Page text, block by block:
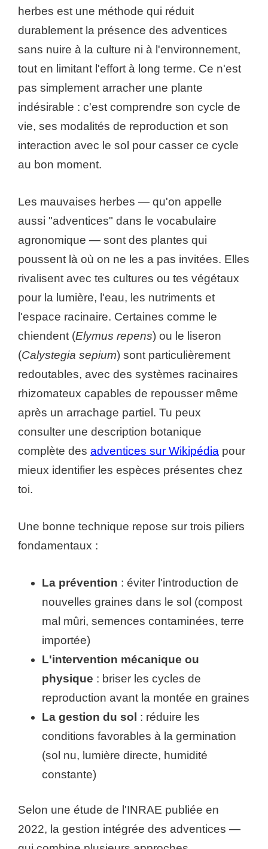
herbes est une méthode qui réduit
durablement la présence des adventices
sans nuire à la culture ni à l'environnement,
tout en limitant l'effort à long terme. Ce n'est
pas simplement arracher une plante
indésirable : c'est comprendre son cycle de
vie, ses modalités de reproduction et son
interaction avec le sol pour casser ce cycle
au bon moment.
Les mauvaises herbes — qu'on appelle
aussi "adventices" dans le vocabulaire
agronomique — sont des plantes qui
poussent là où on ne les a pas invitées. Elles
rivalisent avec tes cultures ou tes végétaux
pour la lumière, l'eau, les nutriments et
l'espace racinaire. Certaines comme le
chiendent (Elymus repens) ou le liseron
(Calystegia sepium) sont particulièrement
redoutables, avec des systèmes racinaires
rhizomateux capables de repousser même
après un arrachage partiel. Tu peux
consulter une description botanique
complète des adventices sur Wikipédia pour
mieux identifier les espèces présentes chez
toi.
Une bonne technique repose sur trois piliers
fondamentaux :
La prévention : éviter l'introduction de
nouvelles graines dans le sol (compost
mal mûri, semences contaminées, terre
importée)
L'intervention mécanique ou
physique : briser les cycles de
reproduction avant la montée en graines
La gestion du sol : réduire les
conditions favorables à la germination
(sol nu, lumière directe, humidité
constante)
Selon une étude de l'INRAE publiée en
2022, la gestion intégrée des adventices —